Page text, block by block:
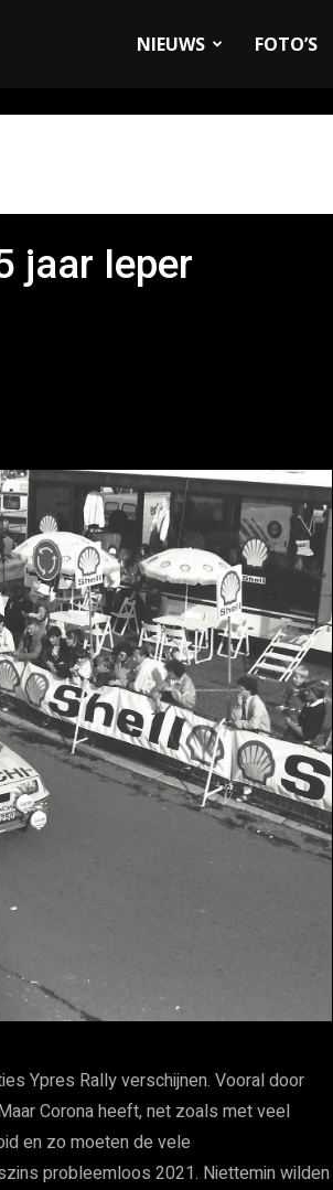
NIEUWS FOTO’S
jaar Ieper
Ypres Rally verschijnen. Vooral door
Corona heeft, net zoals met veel
en zo moeten de vele
probleemloos 2021. Niettemin wilden